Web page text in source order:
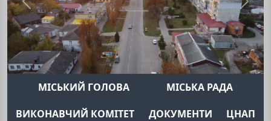
Previous Next
МІСЬКИЙ ГОЛОВА
МІСЬКА РАДА
ВИКОНАВЧИЙ КОМІТЕТ
ДОКУМЕНТИ ЦНАП